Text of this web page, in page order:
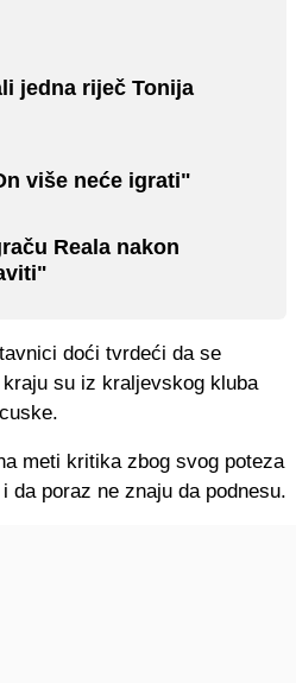
jedna riječ Tonija
više neće igrati"
Reala nakon
doći tvrdeći da se
su iz kraljevskog kluba
meti kritika zbog svog poteza
poraz ne znaju da podnesu.